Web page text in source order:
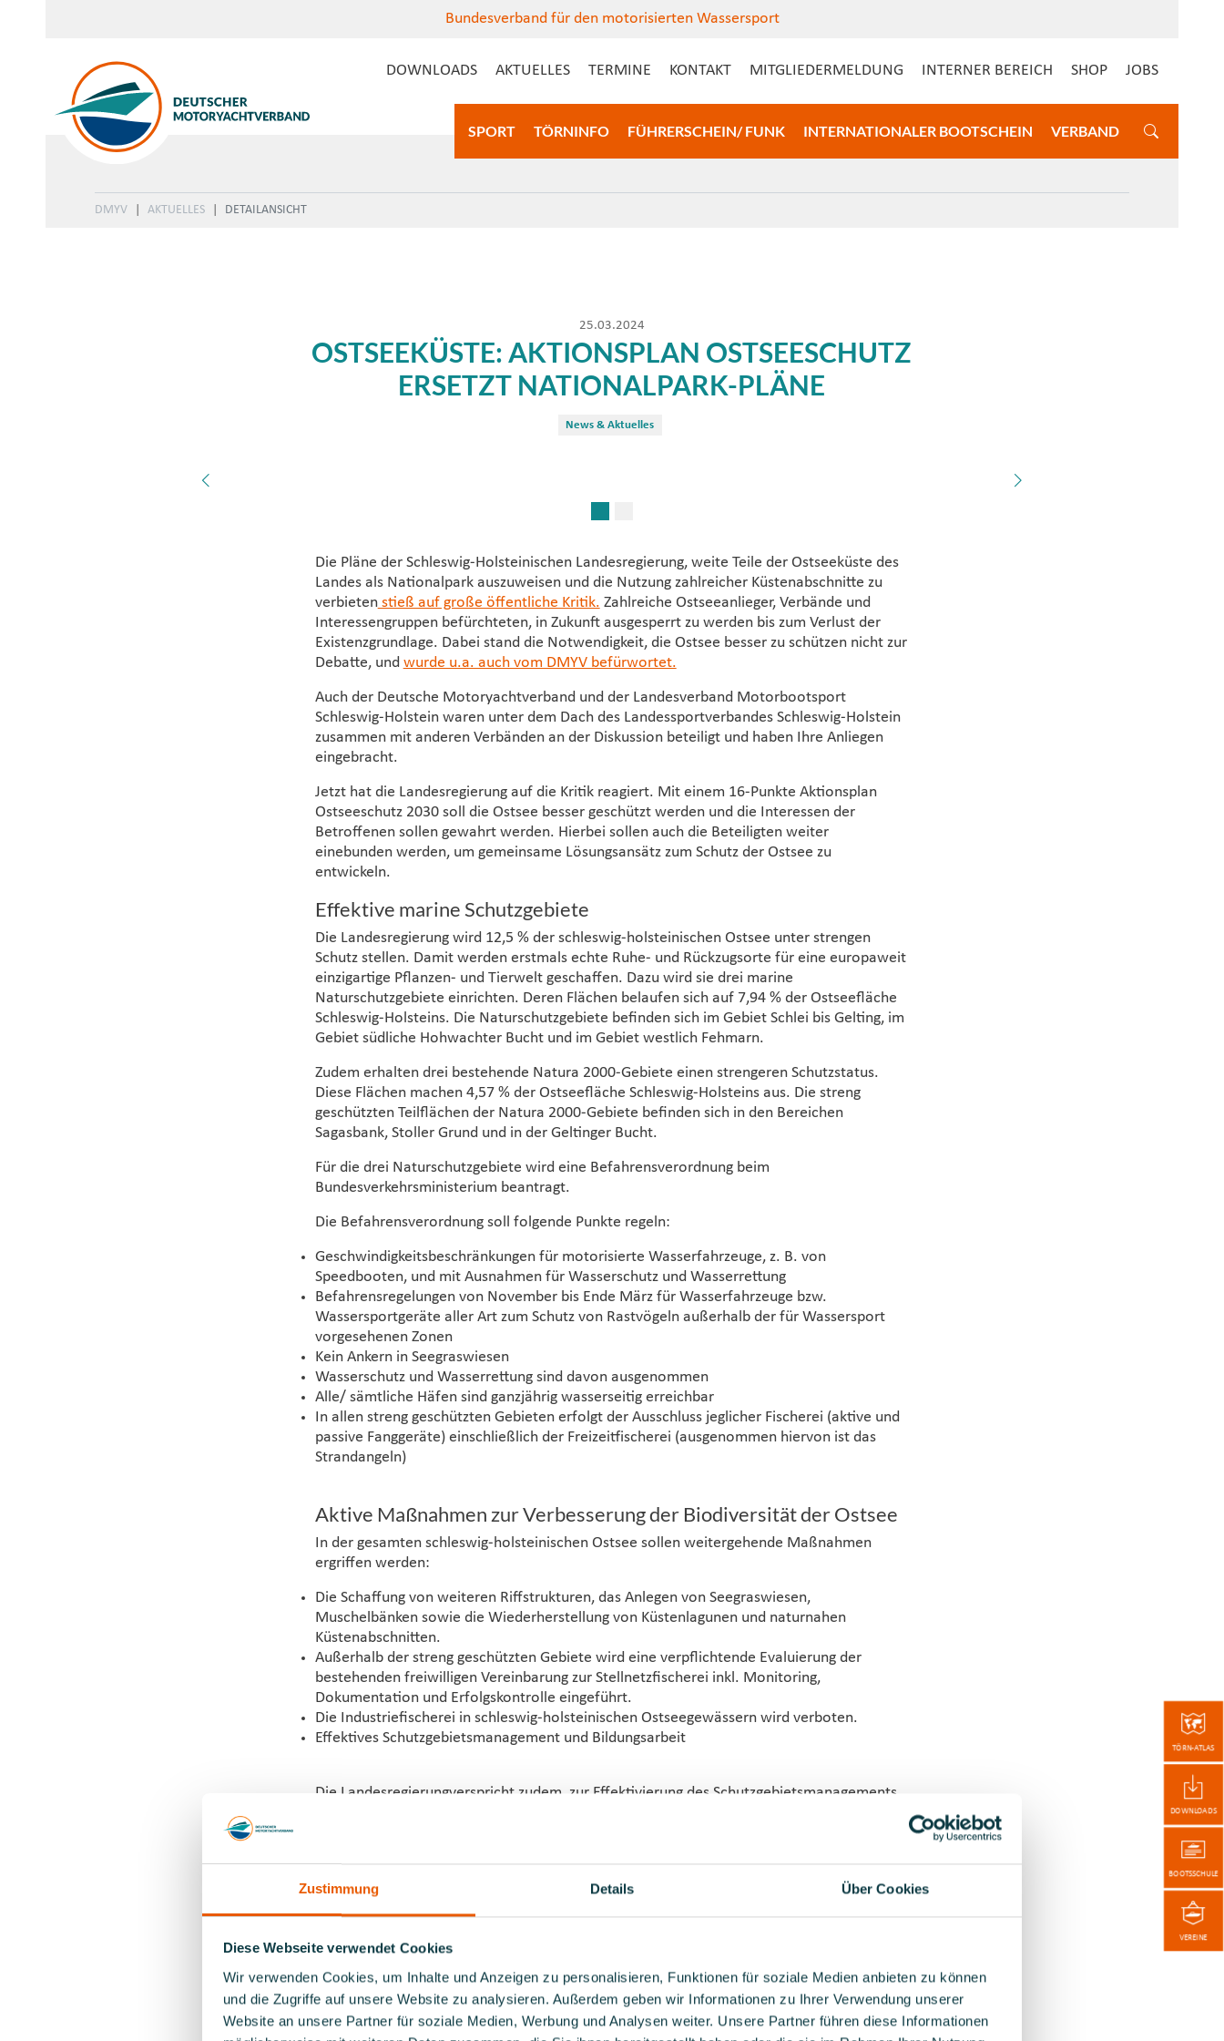
Zustimmung Details Über Cookies
Diese Webseite verwendet Cookies
Wir verwenden Cookies, um Inhalte und Anzeigen zu personalisieren, Funktionen für soziale Medien anbieten zu können
und die Zugriffe auf unsere Website zu analysieren. Außerdem geben wir Informationen zu Ihrer Verwendung unserer
Website an unsere Partner für soziale Medien, Werbung und Analysen weiter. Unsere Partner führen diese Informationen
Bundesverband für den motorisierten Wassersport
DOWNLOADS AKTUELLES TERMINE KONTAKT MITGLIEDERMELDUNG INTERNER BEREICH SHOP JOBS
SPORT TÖRNINFO FÜHRERSCHEIN/ FUNK INTERNATIONALER BOOTSCHEIN VERBAND
DMYV AKTUELLES DETAILANSICHT
25.03.2024
OSTSEEKÜSTE: AKTIONSPLAN OSTSEESCHUTZ
ERSETZT NATIONALPARK-PLÄNE
News & Aktuelles
In ausgewiesenen Schutzgebieten an der schleswig-holsteinischen Ostseeküste soll die Nutzung teilweise eingeschränkt
Betroffenen weiterentwickelt werden. Das umstrittene Thema Nationalpark ist damit erstmal vom Tisch. (Quelle:
Die Pläne der Schleswig-Holsteinischen Landesregierung, weite Teile der Ostseeküste des
Landes als Nationalpark auszuweisen und die Nutzung zahlreicher Küstenabschnitte zu
verbietenstieß auf große öffentliche Kritik. Zahlreiche Ostseeanlieger, Verbände und
Interessengruppen befürchteten, in Zukunft ausgesperrt zu werden bis zum Verlust der
Existenzgrundlage. Dabei stand die Notwendigkeit, die Ostsee besser zu schützen nicht zur
Debatte, und wurde u.a. auch vom DMYV befürwortet.
Auch der Deutsche Motoryachtverband und der Landesverband Motorbootsport
Schleswig-Holstein waren unter dem Dach des Landessportverbandes Schleswig-Holstein
zusammen mit anderen Verbänden an der Diskussion beteiligt und haben Ihre Anliegen
eingebracht.
Jetzt hat die Landesregierung auf die Kritik reagiert. Mit einem 16-Punkte Aktionsplan
Ostseeschutz 2030 soll die Ostsee besser geschützt werden und die Interessen der
Betroffenen sollen gewahrt werden. Hierbei sollen auch die Beteiligten weiter
einebunden werden, um gemeinsame Lösungsansätz zum Schutz der Ostsee zu
entwickeln.
Effektive marine Schutzgebiete
Die Landesregierung wird 12,5 % der schleswig-holsteinischen Ostsee unter strengen
Schutz stellen. Damit werden erstmals echte Ruhe- und Rückzugsorte für eine europaweit
einzigartige Pflanzen- und Tierwelt geschaffen. Dazu wird sie drei marine
Naturschutzgebiete einrichten. Deren Flächen belaufen sich auf 7,94 % der Ostseefläche
Schleswig-Holsteins. Die Naturschutzgebiete befinden sich im Gebiet Schlei bis Gelting, im
Gebiet südliche Hohwachter Bucht und im Gebiet westlich Fehmarn.
Zudem erhalten drei bestehende Natura 2000-Gebiete einen strengeren Schutzstatus.
Diese Flächen machen 4,57 % der Ostseefläche Schleswig-Holsteins aus. Die streng
geschützten Teilflächen der Natura 2000-Gebiete befinden sich in den Bereichen
Sagasbank, Stoller Grund und in der Geltinger Bucht.
Für die drei Naturschutzgebiete wird eine Befahrensverordnung beim
Bundesverkehrsministerium beantragt.
Die Befahrensverordnung soll folgende Punkte regeln:
Geschwindigkeitsbeschränkungen für motorisierte Wasserfahrzeuge, z. B. von
Speedbooten, und mit Ausnahmen für Wasserschutz und Wasserrettung
Befahrensregelungen von November bis Ende März für Wasserfahrzeuge bzw.
Wassersportgeräte aller Art zum Schutz von Rastvögeln außerhalb der für Wassersport
vorgesehenen Zonen
Kein Ankern in Seegraswiesen
Wasserschutz und Wasserrettung sind davon ausgenommen
Alle/ sämtliche Häfen sind ganzjährig wasserseitig erreichbar
In allen streng geschützten Gebieten erfolgt der Ausschluss jeglicher Fischerei (aktive und
passive Fanggeräte) einschließlich der Freizeitfischerei (ausgenommen hiervon ist das
Strandangeln)
Aktive Maßnahmen zur Verbesserung der Biodiversität der Ostsee
In der gesamten schleswig-holsteinischen Ostsee sollen weitergehende Maßnahmen
ergriffen werden:
Die Schaffung von weiteren Riffstrukturen, das Anlegen von Seegraswiesen,
Muschelbänken sowie die Wiederherstellung von Küstenlagunen und naturnahen
Küstenabschnitten.
Außerhalb der streng geschützten Gebiete wird eine verpflichtende Evaluierung der
bestehenden freiwilligen Vereinbarung zur Stellnetzfischerei inkl. Monitoring,
Dokumentation und Erfolgskontrolle eingeführt.
Die Industriefischerei in schleswig-holsteinischen Ostseegewässern wird verboten.
Effektives Schutzgebietsmanagement und Bildungsarbeit
Die Landesregierungverspricht zudem, zur Effektivierung des Schutzgebietsmanagements
für die Meeresschutzgebiete, koordiniert und zusätzlich Tourismus, Umweltbildung und
Umweltschutz miteinander verknüpft und erlebbar macht. Sie soll sich um die
Bildungs- und Informationsangeboten an der schleswig-holsteinischen Ostseeküste
Netzes an Umweltbildungs- und Informationseinrichtungen sowie
Naturerlebnisangeboten an der Ostsee etablieren.
TÖRN-ATLAS
DOWNLOADS
BOOTSSCHULE
VEREINE